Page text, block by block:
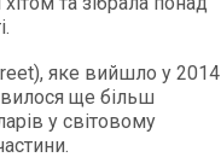
яке вийшло у 2014
ще більш
у світовому